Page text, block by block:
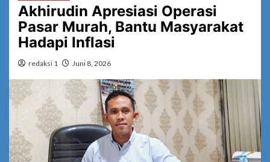
Akhirudin Apresiasi Operasi
Pasar Murah, Bantu Masyarakat
Hadapi Inflasi
redaksi 1 Juni 8, 2026